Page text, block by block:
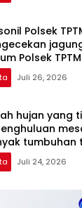
Polsek
Polsek TPTM
Juli 26, 2026
hujan yang
mesah, parit karim,
tumbuhan
TPTM
meninjau
Juli 24, 2026